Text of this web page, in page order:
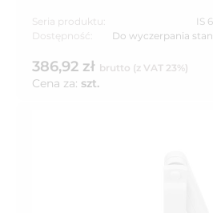
Seria produktu:
IS
Dostępność:
Do wyczerpania
386,92 zł brutto (z VAT 23%)
Cena za: szt.